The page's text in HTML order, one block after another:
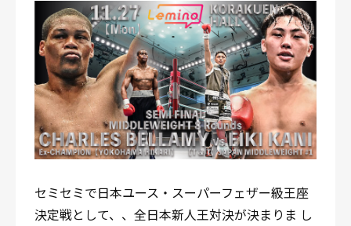
セミセミで日本ユース・スーパーフェザー級王座
決定戦として、、全日本新人王対決が決まりま し